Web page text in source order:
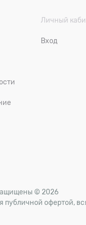
Личный
Вход
© 2026
публичной офертой,